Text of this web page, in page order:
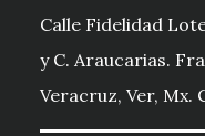
Calle Fidelidad
y C. Araucarias.
Veracruz, Ver, Mx.